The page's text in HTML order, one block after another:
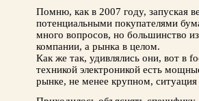
Помню, как в 2007 году, запуская
потенциальными покупателями
много вопросов, но большинство
компании, а рынка в целом.
Как же так, удивлялись они, вот в
техникой электроникой есть
рынке, не менее крупном, ситуация